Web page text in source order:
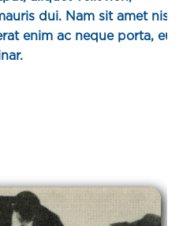
dui. Nam sit amet nisi
enim ac neque porta, eu